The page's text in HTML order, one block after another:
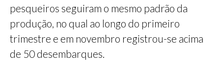
pesqueiros seguiram o mesmo padrão da
produção, no qual ao longo do primeiro
trimestre e em novembro registrou-se acima
de 50 desembarques.